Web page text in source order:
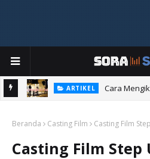
ARTIKEL Cara
Beranda Casting Film Casting Film
Casting Film Step